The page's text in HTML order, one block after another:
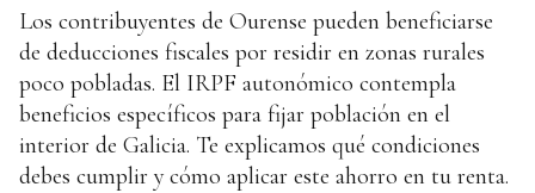
Los contribuyentes de Ourense pueden beneficiarse
de deducciones fiscales por residir en zonas rurales
poco pobladas. El IRPF autonómico contempla
beneficios específicos para fijar población en el
interior de Galicia. Te explicamos qué condiciones
debes cumplir y cómo aplicar este ahorro en tu renta.